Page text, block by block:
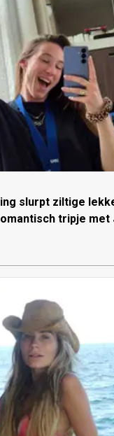
slurpt ziltige
tripje met